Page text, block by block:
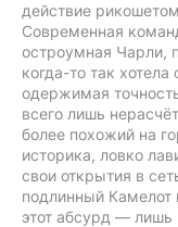
действие
Современная
остроумная Чарли,
когда-то так
одержимая
всего лишь
более похожий на
историка, ловко
свои открытия в
подлинный Камелот
этот абсурд — лишь